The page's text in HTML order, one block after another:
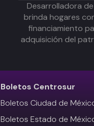
Desarrolladora
brinda hogares
financiamiento
adquisición del
Boletos Centrosur
Boletos Ciudad de
Boletos Estado de